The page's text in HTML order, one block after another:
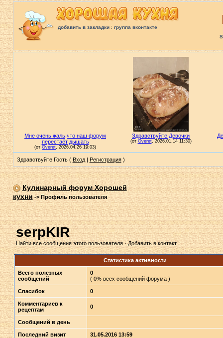
добавить в закладки: группа вконтакте
Здравствуйте Гость ( Вход| Регистрация)
Кулинарный форум Хорошей
кухни->Профиль пользователя
serpKIR
Найти все сообщения этого пользователя·Добавить в контакт
Статистика активности
Всего полезных
сообщений
0
( 0% всех сообщений форума )
Спасибок 0
Комментариев к
рецептам
0
Сообщений в день
Последний визит 31.05.2016 13:59